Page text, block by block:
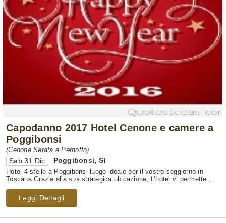
Capodanno 2017 Hotel Cenone e camere a
Poggibonsi
(Cenone Serata e Pernotto)
Sab 31 Dic Poggibonsi, SI
Hotel 4 stelle a Poggibonsi luogo ideale per il vostro soggiorno in
Toscana.Grazie alla sua strategica ubicazione, L’hotel vi permette ...
Leggi Dettagli